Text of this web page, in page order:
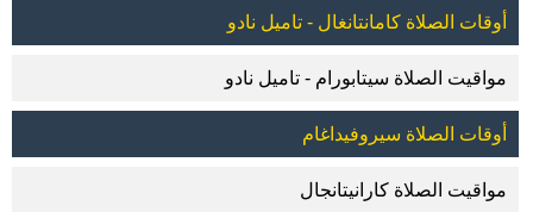
أوقات الصلاة كامانتانغال - تاميل نادو
مواقيت الصلاة سيتابورام - تاميل نادو
أوقات الصلاة سيروفيداغام
مواقيت الصلاة كارانيتانجال